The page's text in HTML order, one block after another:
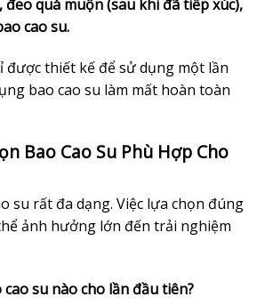
quá muộn (sau khi đã tiếp xúc),
cao su.
được thiết kế để sử dụng một lần
bao cao su làm mất hoàn toàn
Bao Cao Su Phù Hợp Cho
su rất đa dạng. Việc lựa chọn đúng
ảnh hưởng lớn đến trải nghiệm
su nào cho lần đầu tiên?